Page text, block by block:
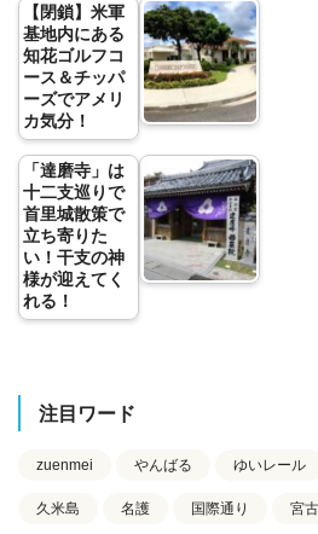
【閉鎖】米軍
基地内にある
知花ゴルフコ
ース＆チッパ
ーズでアメリ
カ気分！
「達磨寺」は
十二支巡りで
首里城散策で
立ち寄りた
い！干支の神
様が迎えてく
れる！
注目ワード
zuenmei やんばる ゆいレール
久米島 名護 国際通り 宮